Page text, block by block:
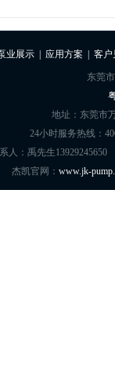
业展示 应用方案 客户
东莞
地址：东莞市
24小时服务热线：
人：禹先生13929245650
杰凯官网： www.jk-